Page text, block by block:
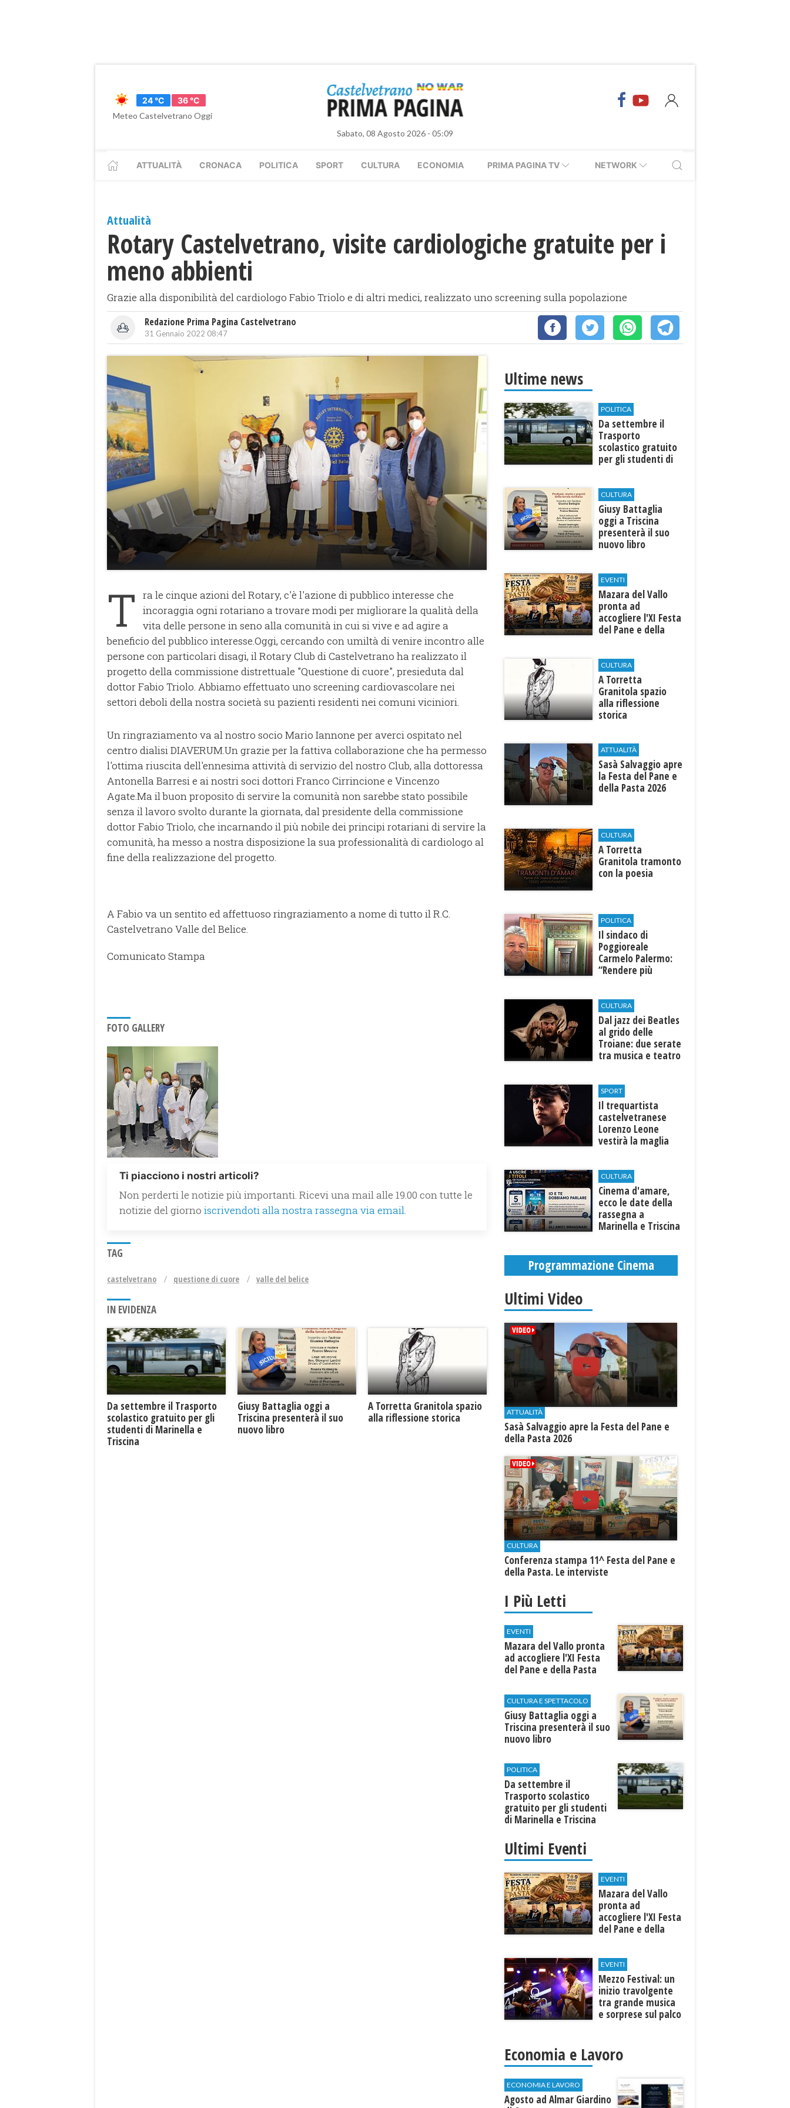
24 °C
36 °C
Meteo Castelvetrano Oggi
Sabato, 08 Agosto 2026 - 05:09
ATTUALITÀ CRONACA POLITICA SPORT CULTURA ECONOMIA PRIMA PAGINA TV NETWORK
Attualità
Rotary Castelvetrano, visite cardiologiche gratuite per i
meno abbienti
Grazie alla disponibilità del cardiologo Fabio Triolo e di altri medici, realizzato uno screening sulla popolazione
Redazione Prima Pagina Castelvetrano
31 Gennaio 2022 08:47
T
ra le cinque azioni del Rotary, c'è l'azione di pubblico interesse che
incoraggia ogni rotariano a trovare modi per migliorare la qualità della
vita delle persone in seno alla comunità in cui si vive e ad agire a
beneficio del pubblico interesse.Oggi, cercando con umiltà di venire incontro alle
persone con particolari disagi, il Rotary Club di Castelvetrano ha realizzato il
progetto della commissione distrettuale "Questione di cuore", presieduta dal
dottor Fabio Triolo. Abbiamo effettuato uno screening cardiovascolare nei
settori deboli della nostra società su pazienti residenti nei comuni viciniori.
Un ringraziamento va al nostro socio Mario Iannone per averci ospitato nel
centro dialisi DIAVERUM.Un grazie per la fattiva collaborazione che ha permesso
l'ottima riuscita dell'ennesima attività di servizio del nostro Club, alla dottoressa
Antonella Barresi e ai nostri soci dottori Franco Cirrincione e Vincenzo
Agate.Ma il buon proposito di servire la comunità non sarebbe stato possibile
senza il lavoro svolto durante la giornata, dal presidente della commissione
dottor Fabio Triolo, che incarnando il più nobile dei principi rotariani di servire la
comunità, ha messo a nostra disposizione la sua professionalità di cardiologo al
fine della realizzazione del progetto.
A Fabio va un sentito ed affettuoso ringraziamento a nome di tutto il R.C.
Castelvetrano Valle del Belice.
Comunicato Stampa
FOTO GALLERY
Ti piacciono i nostri articoli?
Non perderti le notizie più importanti. Ricevi una mail alle 19.00 con tutte le
notizie del giorno iscrivendoti alla nostra rassegna via email.
TAG
castelvetrano questione di cuore valle del belice
IN EVIDENZA
Da settembre il Trasporto
scolastico gratuito per gli
studenti di Marinella e
Triscina
Giusy Battaglia oggi a
Triscina presenterà il suo
nuovo libro
​A Torretta Granitola spazio
alla riflessione storica
Ultime news
POLITICA
Da settembre il
Trasporto
scolastico gratuito
per gli studenti di
CULTURA
Giusy Battaglia
oggi a Triscina
presenterà il suo
nuovo libro
EVENTI
Mazara del Vallo
pronta ad
accogliere l'XI Festa
del Pane e della
CULTURA
​A Torretta
Granitola spazio
alla riflessione
storica
ATTUALITÀ
Sasà Salvaggio apre
la Festa del Pane e
della Pasta 2026
CULTURA
​A Torretta
Granitola tramonto
con la poesia
POLITICA
Il sindaco di
Poggioreale
Carmelo Palermo:
“Rendere più
Castelvetrano."
CULTURA
Dal jazz dei Beatles
al grido delle
Troiane: due serate
tra musica e teatro
SPORT
Il trequartista
castelvetranese
Lorenzo Leone
vestirà la maglia
CULTURA
Cinema d'amare,
ecco le date della
rassegna a
Marinella e Triscina
Programmazione Cinema
Ultimi Video
ATTUALITÀ
Sasà Salvaggio apre la Festa del Pane e
della Pasta 2026
CULTURA
Conferenza stampa 11^ Festa del Pane e
della Pasta. Le interviste
I Più Letti
EVENTI
Mazara del Vallo pronta
ad accogliere l'XI Festa
del Pane e della Pasta
CULTURA E SPETTACOLO
Giusy Battaglia oggi a
Triscina presenterà il suo
nuovo libro
POLITICA
Da settembre il
Trasporto scolastico
gratuito per gli studenti
di Marinella e Triscina
Ultimi Eventi
EVENTI
Mazara del Vallo
pronta ad
accogliere l'XI Festa
del Pane e della
EVENTI
Mezzo Festival: un
inizio travolgente
tra grande musica
e sorprese sul palco
Economia e Lavoro
ECONOMIA E LAVORO
Agosto ad Almar Giardino